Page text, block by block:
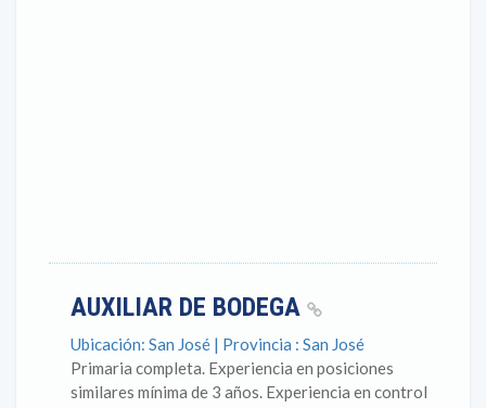
AUXILIAR DE BODEGA
Ubicación: San José | Provincia : San José
Primaria completa. Experiencia en posiciones
similares mínima de 3 años. Experiencia en control